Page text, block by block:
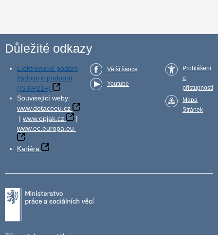
Důležité odkazy
Elektronické podání
žádosti o podporu
(IS KP21+)
Související weby:
www.dotaceeu.cz
| www.opjak.cz
|
www.ec.europa.eu
Kariéra
Větší šance
Youtube
Prohlášení
o
přístupnosti
Mapa
Stránek